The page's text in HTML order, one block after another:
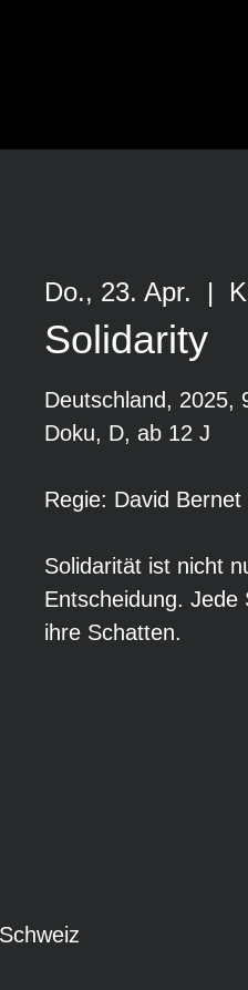
Do., 23. Apr.
  |
Solidarity
Deutschland, 2025,
Doku, D, ab 12 J
Regie: David Bernet
Solidarität ist nicht
Entscheidung.
ihre Schatten.